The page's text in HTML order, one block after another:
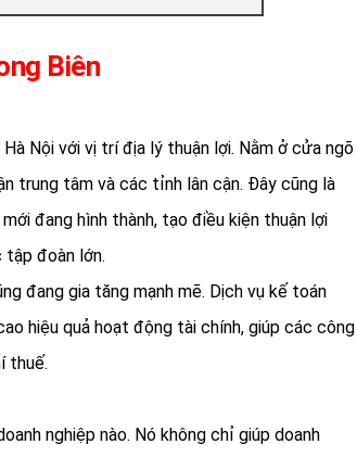
Biên
Nội với vị trí địa lý thuận lợi. Nằm ở cửa ngõ
trung tâm và các tỉnh lân cận. Đây cũng là
đang hình thành, tạo điều kiện thuận lợi
đoàn lớn.
đang gia tăng mạnh mẽ. Dịch vụ kế toán
hiệu quả hoạt động tài chính, giúp các công
thuế.
nghiệp nào. Nó không chỉ giúp doanh